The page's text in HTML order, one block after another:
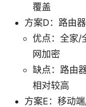
覆盖
方案D：路由
优点：全家/
网加密
缺点：路由
相对较高
方案E：移动